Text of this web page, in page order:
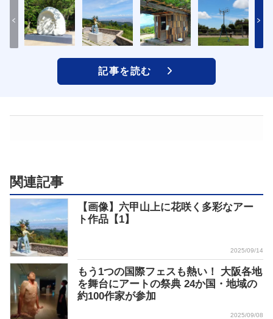
記事を読む
関連記事
【画像】六甲山上に花咲く多彩なアー
ト作品【1】
2025/09/14
もう1つの国際フェスも熱い！ 大阪各地
を舞台にアートの祭典 24か国・地域の
約100作家が参加
2025/09/08